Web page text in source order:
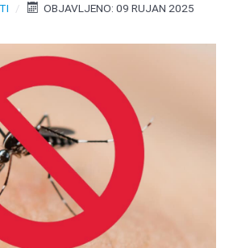
OBJAVLJENO: 09 RUJAN 2025